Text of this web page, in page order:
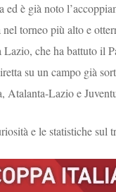
ed è già noto
torneo più alto e
Lazio, che ha battuto il
su un campo già
Lazio e
e le statistiche sul